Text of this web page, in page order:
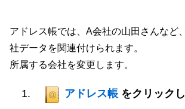
アドレス帳では、A会社の山田さんなど
社データを関連付けられます。
所属する会社を変更します。
アドレス帳 をクリックし